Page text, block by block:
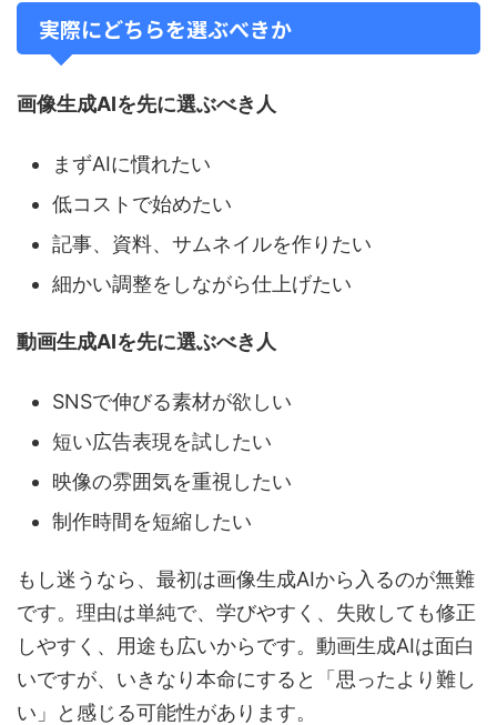
実際にどちらを選ぶべきか
画像生成AIを先に選ぶべき人
まずAIに慣れたい
低コストで始めたい
記事、資料、サムネイルを作りたい
細かい調整をしながら仕上げたい
動画生成AIを先に選ぶべき人
SNSで伸びる素材が欲しい
短い広告表現を試したい
映像の雰囲気を重視したい
制作時間を短縮したい
もし迷うなら、最初は画像生成AIから入るのが無難
です。理由は単純で、学びやすく、失敗しても修正
しやすく、用途も広いからです。動画生成AIは面白
いですが、いきなり本命にすると「思ったより難し
い」と感じる可能性があります。